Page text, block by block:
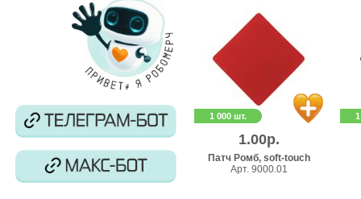
1 000 шт.
1.00р.
Патч Ромб, soft-touch
Арт. 9000.01